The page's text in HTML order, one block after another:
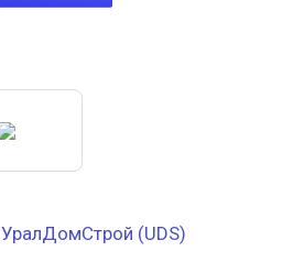
УралДомСтрой (UDS)